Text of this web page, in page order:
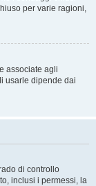
per varie ragioni,
associate agli
usarle dipende dai
di controllo
inclusi i permessi, la